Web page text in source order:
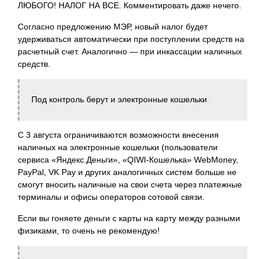
ЛЮБОГО! НАЛОГ НА ВСЕ. Комментировать даже нечего.
Согласно предложению МЭР, новый налог будет
удерживаться автоматически при поступлении средств на
расчетный счет. Аналогично — при инкассации наличных
средств.
Под контроль берут и электронные кошельки
С 3 августа ограничиваются возможности внесения
наличных на электронные кошельки (пользователи
сервиса «Яндекс.Деньги», «QIWI-Кошелька» WebMoney,
PayPal, VK Pay и других аналогичных систем больше не
смогут вносить наличные на свои счета через платежные
терминалы и офисы операторов сотовой связи.
Если вы гоняете деньги с карты на карту между разными
физиками, то очень не рекомендую!